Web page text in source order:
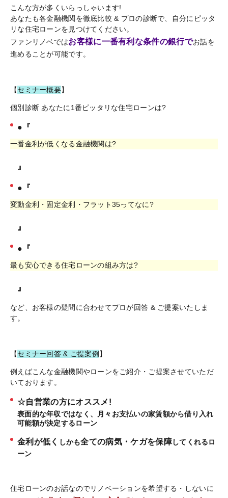
こんな方が多くいらっしゃいます!
あなたも各金融機関を徹底比較 & プロの診断で、自分にピッタ
リな住宅ローンを見つけてください。
ファンリノベではお客様に一番有利な条件の銀行でお話を
進めることが可能です。
【セミナー概要】
個別診断 あなたに1番ピッタリな住宅ローンは?
●『
一番金利が低くなる金融機関は?
』
●『
変動金利・固定金利・フラット35ってなに?
』
●『
最も安心できる住宅ローンの組み方は?
』
など、お客様の疑問に合わせてプロが回答 & ご提案いたしま
す。
【セミナー回答 & ご提案例 】
例えばこんな金融機関やローンをご紹介・ご提案させていただ
いております。
☆自営業の方にオススメ!
表面的な年収ではなく、月々お支払いの家賃額から借り入れ
可能額が決定するローン
金利が低く しかも全ての病気・ケガを保障してくれるロ
ーン
住宅ローンのお話なのでリノベーションを希望する・しないに